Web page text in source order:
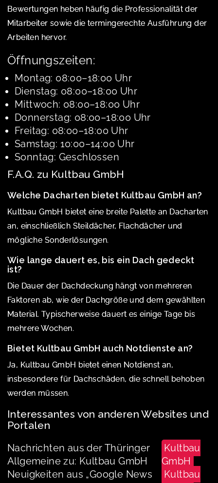
Bewertungen heben häufig die Professionalität der
Mitarbeiter sowie die termingerechte Ausführung der
Arbeiten hervor.
Öffnungszeiten:
Montag: 08:00–18:00 Uhr
Dienstag: 08:00–18:00 Uhr
Mittwoch: 08:00–18:00 Uhr
Donnerstag: 08:00–18:00 Uhr
Freitag: 08:00–18:00 Uhr
Samstag: 10:00–14:00 Uhr
Sonntag: Geschlossen
F.A.Q. zu Kultbau GmbH
Welche Dacharten bietet Kultbau GmbH an?
Kultbau GmbH bietet eine breite Palette an Dacharten
an, einschließlich Steildächer, Flachdächer und
mögliche Sonderlösungen.
Wie lange dauert es, bis ein Dach gedeckt
ist?
Die Dauer der Dachdeckung hängt von mehreren
Faktoren ab, wie der Dachgröße und dem gewählten
Material. Typischerweise dauert es einige Tage bis
mehrere Wochen.
Bietet Kultbau GmbH auch Notdienste an?
Ja, Kultbau GmbH bietet einen Notdienst an,
insbesondere für Dachschäden, die schnell behoben
werden müssen.
Interessantes von anderen Websites und
Portalen
Nachrichten aus der Thüringer
Allgemeine zu: Kultbau GmbH
Kultbau
GmbH
Neuigkeiten aus „Google News
Kultbau